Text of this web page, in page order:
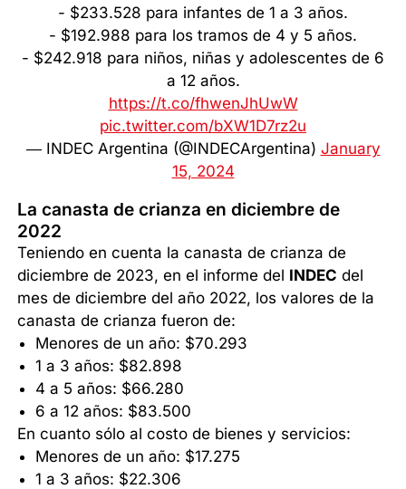
- $233.528 para infantes de 1 a 3 años.
- $192.988 para los tramos de 4 y 5 años.
- $242.918 para niños, niñas y adolescentes de 6
a 12 años.
https://t.co/fhwenJhUwW
pic.twitter.com/bXW1D7rz2u
— INDEC Argentina (@INDECArgentina) January
15, 2024
La canasta de crianza en diciembre de
2022
Teniendo en cuenta la canasta de crianza de
diciembre de 2023, en el informe del INDEC del
mes de diciembre del año 2022, los valores de la
canasta de crianza fueron de:
Menores de un año: $70.293
1 a 3 años: $82.898
4 a 5 años: $66.280
6 a 12 años: $83.500
En cuanto sólo al costo de bienes y servicios:
Menores de un año: $17.275
1 a 3 años: $22.306